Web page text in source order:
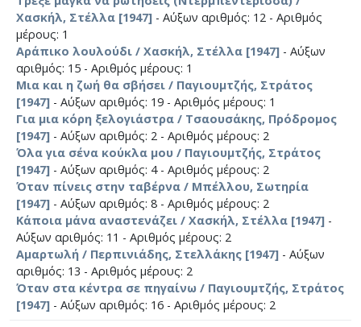
Χασκήλ, Στέλλα [1947] - Αύξων αριθμός: 12 - Αριθμός
μέρους: 1
Αράπικο λουλούδι / Χασκήλ, Στέλλα [1947] - Αύξων
αριθμός: 15 - Αριθμός μέρους: 1
Μια και η ζωή θα σβήσει / Παγιουμτζής, Στράτος
[1947] - Αύξων αριθμός: 19 - Αριθμός μέρους: 1
Για μια κόρη ξελογιάστρα / Τσαουσάκης, Πρόδρομος
[1947] - Αύξων αριθμός: 2 - Αριθμός μέρους: 2
Όλα για σένα κούκλα μου / Παγιουμτζής, Στράτος
[1947] - Αύξων αριθμός: 4 - Αριθμός μέρους: 2
Όταν πίνεις στην ταβέρνα / Μπέλλου, Σωτηρία
[1947] - Αύξων αριθμός: 8 - Αριθμός μέρους: 2
Κάποια μάνα αναστενάζει / Χασκήλ, Στέλλα [1947] -
Αύξων αριθμός: 11 - Αριθμός μέρους: 2
Αμαρτωλή / Περπινιάδης, Στελλάκης [1947] - Αύξων
αριθμός: 13 - Αριθμός μέρους: 2
Όταν στα κέντρα σε πηγαίνω / Παγιουμτζής, Στράτος
[1947] - Αύξων αριθμός: 16 - Αριθμός μέρους: 2